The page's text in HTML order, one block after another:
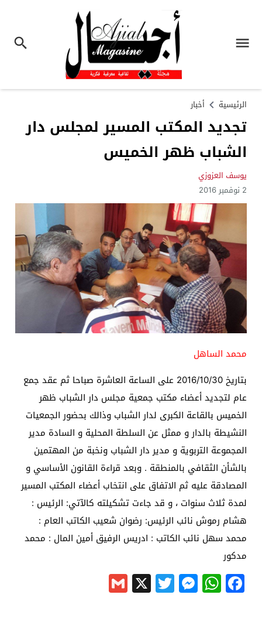
الرئيسية أخبار
تجديد المكتب المسير لمجلس دار
الشباب ظهر الخميس
يوسف العزوزي
2 نوفمبر 2016
محمد الساهل
بتاريخ 2016/10/30 على الساعة العاشرة صباحا ثم عقد جمع
عام لتجديد أعضاء مكتب جمعية مجلس دار الشباب ظهر
الخميس بالقاعة الكبرى لدار الشباب وذالك بحضور الجمعيات
النشيطة بالدار و ممثل عن السلطة المحلية و السادة مدير
المجموعة التربوية و مدير دار الشباب ونخبة من المهتمين
بالشأن الثقافي بالمنطقة . وبعد قراءة القانون الأساسي و
المصادقة عليه ثم الاتفاق على انتخاب أعضاء المكتب المسير
لمدة ثلاث سنوات ، و قد جاءت تشكيلته كالآتي: الرئيس :
هشام رموش نائب الرئيس: رضوان شعيب الكاتب العام :
محمد سهل نائب الكاتب : ادريس الرفيق أمين المال : محمد
مدكور
Facebook
WhatsApp
Messenger
Twitter
X